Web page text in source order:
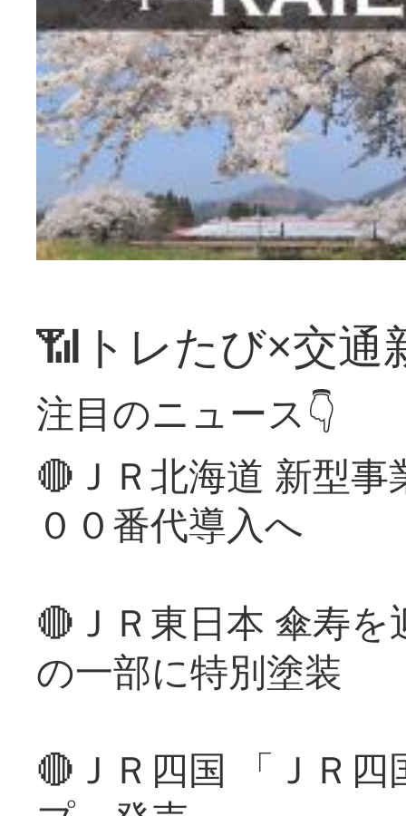
📶トレたび×交通
注目のニュース👇
🔴ＪＲ北海道 新型
００番代導入へ
🔴ＪＲ東日本 傘寿
の一部に特別塗装
🔴ＪＲ四国 「ＪＲ